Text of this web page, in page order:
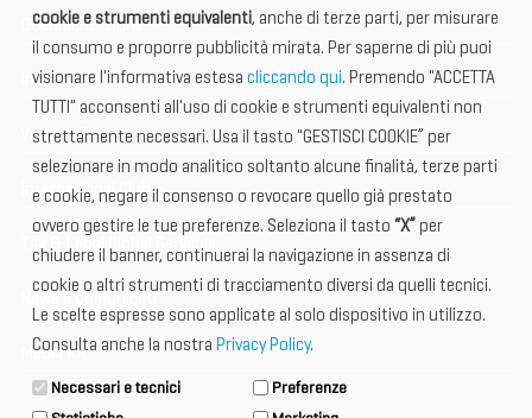
Documentazione
Informazione importante
Vetrina Espositori
International Club
Tax & Legal Global Services
News e Comunicati
Media Kit
cookie e strumenti equivalenti, anche di terze parti, per misurare
il consumo e proporre pubblicità mirata. Per saperne di più puoi
visionare l'informativa estesa cliccando qui. Premendo "ACCETTA
TUTTI" acconsenti all'uso di cookie e strumenti equivalenti non
strettamente necessari. Usa il tasto "GESTISCI COOKIE” per
selezionare in modo analitico soltanto alcune finalità, terze parti
e cookie, negare il consenso o revocare quello già prestato
ovvero gestire le tue preferenze. Seleziona il tasto “X” per
chiudere il banner, continuerai la navigazione in assenza di
cookie o altri strumenti di tracciamento diversi da quelli tecnici.
Le scelte espresse sono applicate al solo dispositivo in utilizzo.
Consulta anche la nostra Privacy Policy.
Necessari e tecnici
Preferenze